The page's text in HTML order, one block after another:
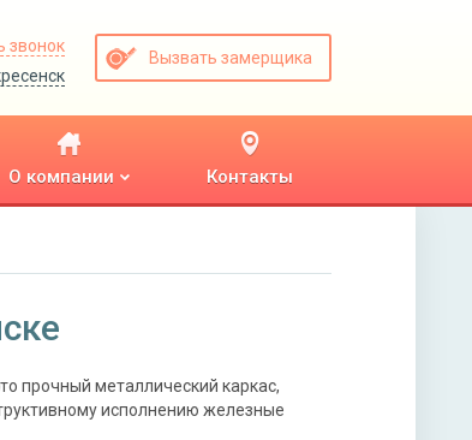
звонок
Вызвать замерщика
О компании Контакты
прочный металлический каркас,
исполнению железные